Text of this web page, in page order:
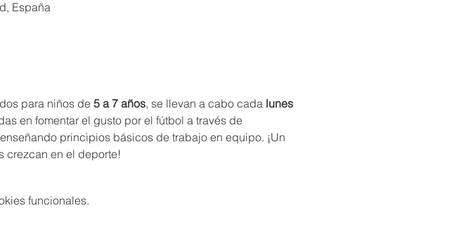
España
para niños de 5 a 7 años, se llevan a cabo cada lunes
en fomentar el gusto por el fútbol a través de
principios básicos de trabajo en equipo. ¡Un
crezcan en el deporte!
funcionales.